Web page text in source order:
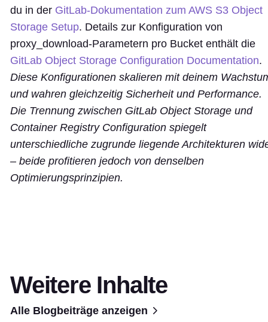
du in der GitLab-Dokumentation zum AWS S3 Object
Storage Setup. Details zur Konfiguration von
proxy_download-Parametern pro Bucket enthält die
GitLab Object Storage Configuration Documentation.
Diese Konfigurationen skalieren mit deinem
und wahren gleichzeitig Sicherheit und Performance.
Die Trennung zwischen GitLab Object Storage und
Container Registry Configuration spiegelt
unterschiedliche zugrunde liegende Architekturen
– beide profitieren jedoch von denselben
Optimierungsprinzipien.
Weitere Inhalte
Alle Blogbeiträge anzeigen